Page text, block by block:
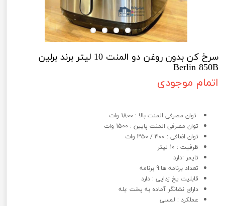
سرخ کن بدون روغن دو المنت 10 لیتر برند برلین
Berlin 850B
اتمام موجودی
توان مصرفی المنت بالا : 1800 وات
توان مصرفی المنت پایین : 1500 وات
توان اضافی : 300 / 350 وات
ظرفیت : 10 لیتر
تایمر :دارد
تعداد برنامه ها:9 برنامه
قابلیت یخ زدایی : دارد
دارای نشانگر آماده به پخت :بله
عملکرد : لمسی